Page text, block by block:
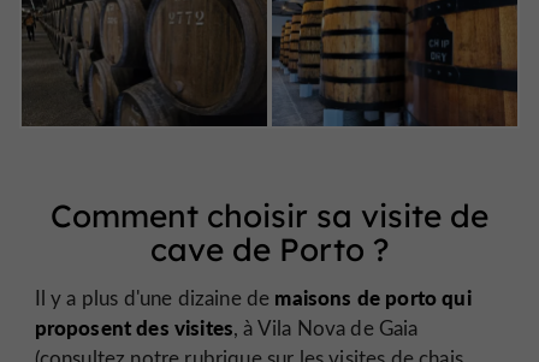
Comment choisir sa visite de
cave de Porto ?
Il y a plus d'une dizaine de maisons de porto qui
proposent des visites, à Vila Nova de Gaia